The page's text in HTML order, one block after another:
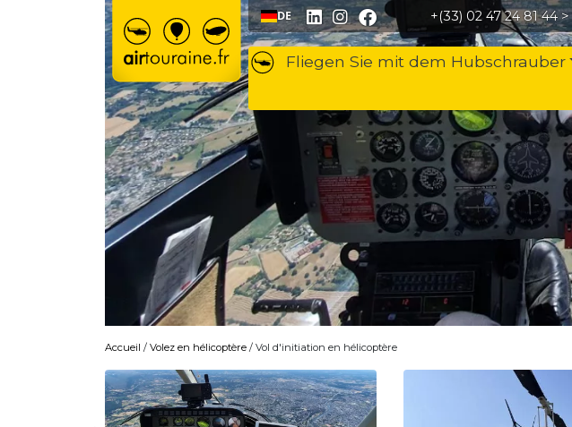
Zum Inhalt springen DE +(33) 02 47 24 81 44>
Fliegen Sie mit dem Hubschrauber
Accueil / Volez en hélicoptère / Vol d'initiation en hélicoptère